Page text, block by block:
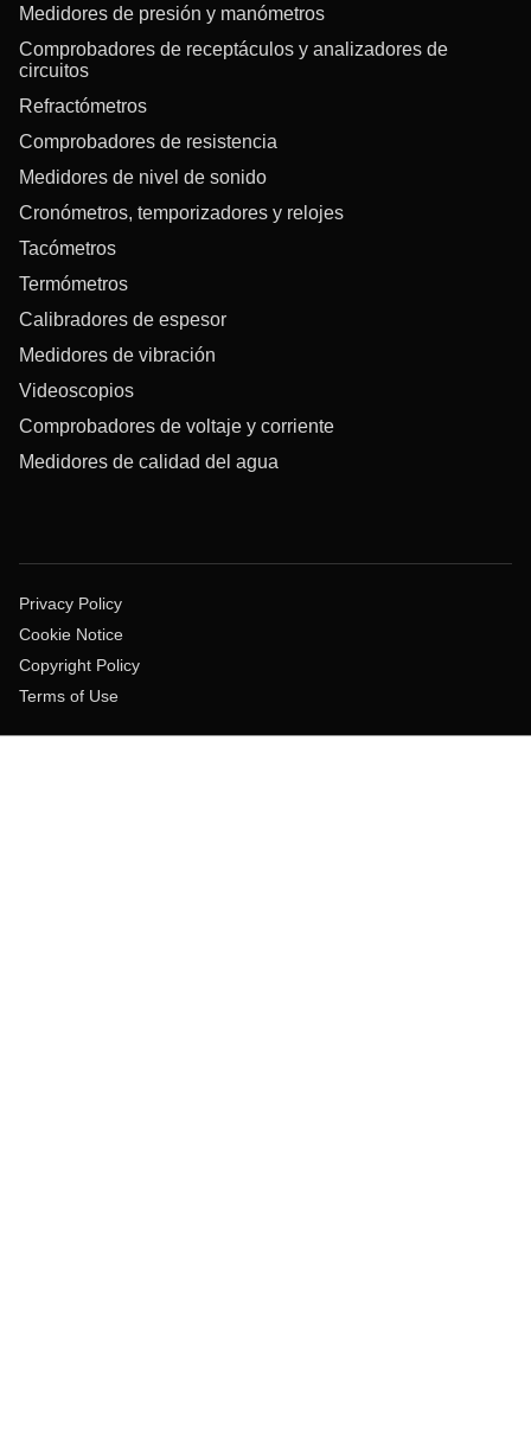
Medidores de presión y manómetros
Comprobadores de receptáculos y analizadores de
circuitos
Refractómetros
Comprobadores de resistencia
Medidores de nivel de sonido
Cronómetros, temporizadores y relojes
Tacómetros
Termómetros
Calibradores de espesor
Medidores de vibración
Videoscopios
Comprobadores de voltaje y corriente
Medidores de calidad del agua
Privacy Policy
Cookie Notice
Copyright Policy
Terms of Use